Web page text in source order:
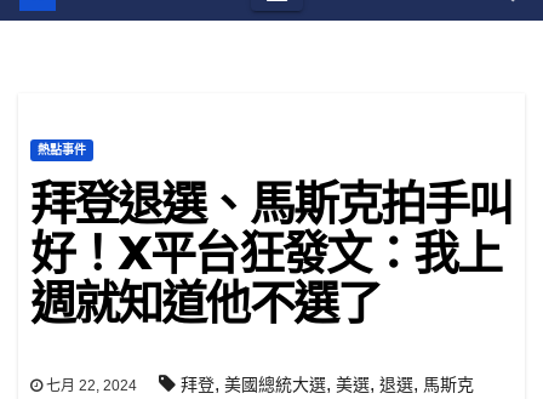
熱點事件
拜登退選、馬斯克拍手叫
好！X平台狂發文：我上
週就知道他不選了
七月 22, 2024 拜登, 美國總統大選, 美選, 退選, 馬斯克